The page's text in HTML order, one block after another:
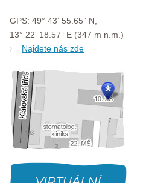
GPS: 49° 43‘ 55.65” N,
13° 22‘ 18.57” E (347 m n.m.)
Najdete nás zde